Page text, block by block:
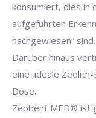
konsumiert, dies in
aufgeführten
nachgewiesen“ sind.
Darüber hinaus
eine ‚ideale
Dose.
Zeobent MED® ist